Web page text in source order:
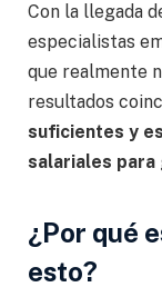
Con la llegada
especialistas
que realmente
resultados
suficientes y
salariales para
¿Por qué
esto?